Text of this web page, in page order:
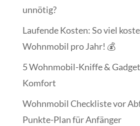
unnötig?
Laufende Kosten: So viel
Wohnmobil pro Jahr! 💰
5 Wohnmobil-Kniffe &
Komfort
Wohnmobil Checkliste vor
Punkte-Plan für Anfänger